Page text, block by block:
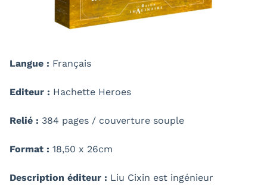
Langue : Français
Editeur : Hachette Heroes
Relié : 384 pages / couverture souple
Format : 18,50 x 26cm
Description éditeur : Liu Cixin est ingénieur